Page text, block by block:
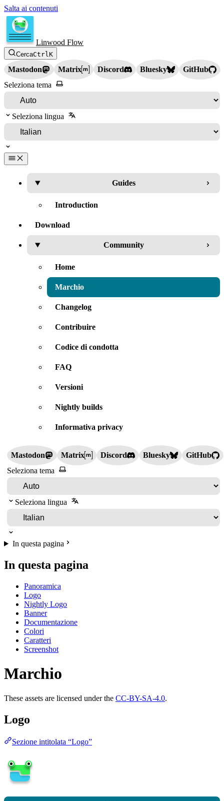
Salta ai contenuti
Linwood Flow
CercaCtrlK
Mastodon Matrix Discord Bluesky
GitHub
Seleziona tema
Seleziona lingua
Guides
Introduction
Download
Community
Home
Marchio
Changelog
Contribuire
Codice di condotta
FAQ
Versioni
Nightly builds
Informativa privacy
Mastodon Matrix Discord Bluesky
GitHub
Seleziona tema
Seleziona lingua
In questa pagina
In questa pagina
Panoramica
Logo
Nightly Logo
Banner
Documentazione
Colori
Caratteri
Screenshot
Marchio
These assets are licensed under the CC-BY-SA-4.0.
Logo
Sezione intitolata “Logo”